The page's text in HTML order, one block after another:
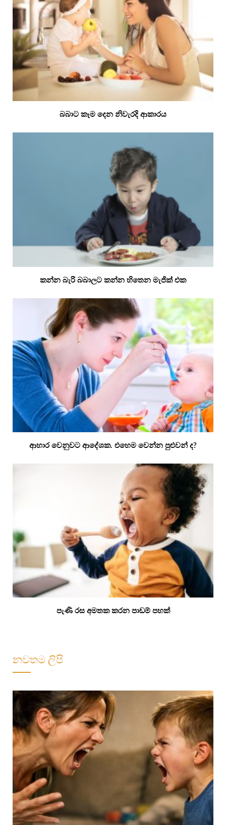
බබාට කෑම දෙන නිවැරදි ආකාරය
කන්න බැරි බබාලට කන්න හිතෙන මැජික් එක
ආහාර වෙනුවට ආදේශක. එහෙම වෙන්න පුළුවන් ද?
පැණි රස අමතක කරන පාඩම් පහක්
නවතම ලිපි